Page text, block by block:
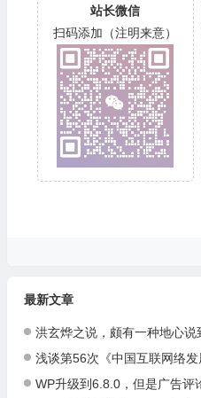
站长微信
扫码添加（注明来意）
最新文章
洪玄烨之说，颇有一种地心说
浅谈第56次《中国互联网络发
WP升级到6.8.0，但是广告评